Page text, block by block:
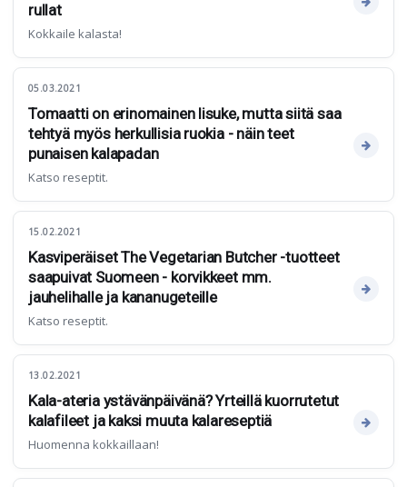
rullat
Kokkaile kalasta!
05.03.2021
Tomaatti on erinomainen lisuke, mutta siitä saa
tehtyä myös herkullisia ruokia - näin teet
punaisen kalapadan
Katso reseptit.
15.02.2021
Kasviperäiset The Vegetarian Butcher -tuotteet
saapuivat Suomeen - korvikkeet mm.
jauhelihalle ja kananugeteille
Katso reseptit.
13.02.2021
Kala-ateria ystävänpäivänä? Yrteillä kuorrutetut
kalafileet ja kaksi muuta kalareseptiä
Huomenna kokkaillaan!